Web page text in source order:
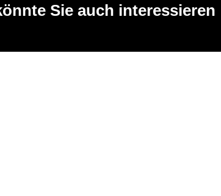
Sie auch interessieren